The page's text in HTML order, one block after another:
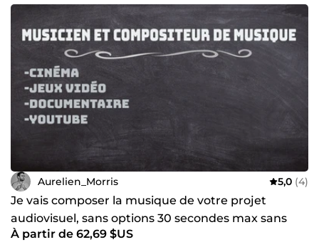
Aurelien_Morris 5,0 (4)
Je vais composer la musique de votre projet
audiovisuel, sans options 30 secondes max sans
retouches
À partir de 62,69 $US